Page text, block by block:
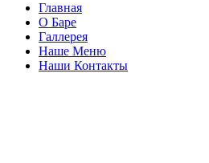
Главная
О Баре
Галлерея
Наше Меню
Наши Контакты